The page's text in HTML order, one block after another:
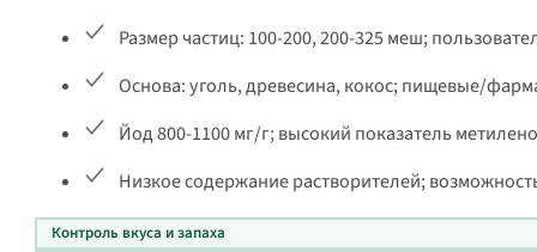
Размер частиц: 100-200, 200-325 меш;
Основа: уголь, древесина, кокос; пищевые/
Йод 800-1100 мг/г; высокий показатель
Низкое содержание растворителей;
Контроль вкуса и запаха